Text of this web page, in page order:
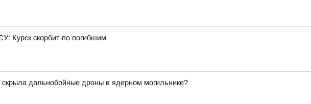
Курск скорбит по погибшим
скрыла дальнобойные дроны в ядерном могильнике?